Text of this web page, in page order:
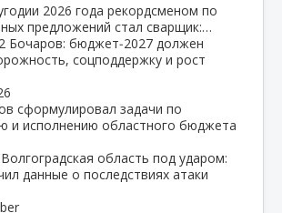
2026 года рекордсменом по
предложений стал сварщик:…
Бочаров: бюджет‑2027 должен
соцподдержку и рост
сформулировал задачи по
и исполнению областного бюджета
Волгоградская область под ударом:
данные о последствиях атаки